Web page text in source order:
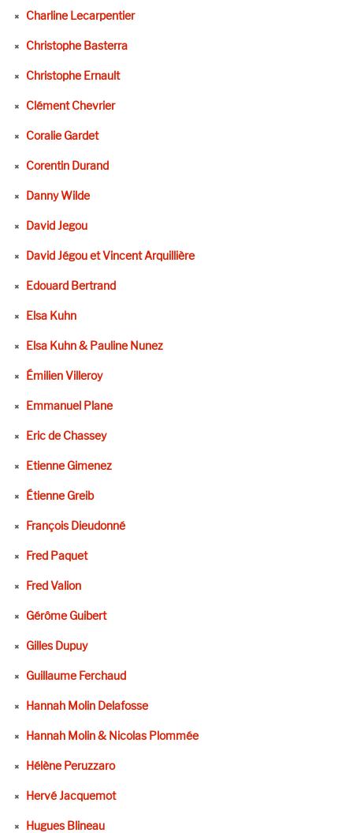
Charline Lecarpentier
Christophe Basterra
Christophe Ernault
Clément Chevrier
Coralie Gardet
Corentin Durand
Danny Wilde
David Jegou
David Jégou et Vincent Arquillière
Edouard Bertrand
Elsa Kuhn
Elsa Kuhn & Pauline Nunez
Émilien Villeroy
Emmanuel Plane
Eric de Chassey
Etienne Gimenez
Étienne Greib
François Dieudonné
Fred Paquet
Fred Valion
Gérôme Guibert
Gilles Dupuy
Guillaume Ferchaud
Hannah Molin Delafosse
Hannah Molin & Nicolas Plommée
Hélène Peruzzaro
Hervé Jacquemot
Hugues Blineau